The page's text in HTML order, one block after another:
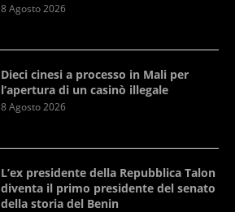
8 Agosto 2026
Dieci cinesi a processo in Mali per
l’apertura di un casinò illegale
8 Agosto 2026
L’ex presidente della Repubblica Talon
diventa il primo presidente del senato
della storia del Benin